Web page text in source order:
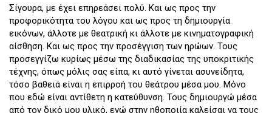
Σίγουρα, με έχει επηρεάσει πολύ. Και ως προς την
προφορικότητα του λόγου και ως προς τη δημιουργία
εικόνων, άλλοτε με θεατρική κι άλλοτε με κινηματογραφική
αίσθηση. Και ως προς την προσέγγιση των ηρώων. Τους
προσεγγίζω κυρίως μέσω της διαδικασίας της υποκριτικής
τέχνης, όπως μόλις σας είπα, κι αυτό γίνεται ασυνείδητα,
τόσο βαθειά είναι η επιρροή του θεάτρου μέσα μου. Μόνο
που εδώ είναι αντίθετη η κατεύθυνση. Τους δημιουργώ μέσα
από τον δικό μου υλικό, ενώ στην ηθοποιία καλείσαι να τους